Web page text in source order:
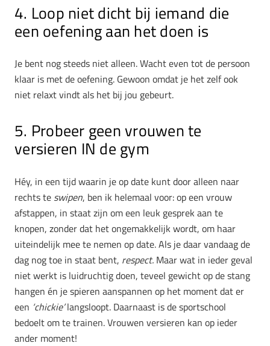
4. Loop niet dicht bij iemand die
een oefening aan het doen is
Je bent nog steeds niet alleen. Wacht even tot de persoon
klaar is met de oefening. Gewoon omdat je het zelf ook
niet relaxt vindt als het bij jou gebeurt.
5. Probeer geen vrouwen te
versieren IN de gym
Héy, in een tijd waarin je op date kunt door alleen naar
rechts te swipen, ben ik helemaal voor: op een vrouw
afstappen, in staat zijn om een leuk gesprek aan te
knopen, zonder dat het ongemakkelijk wordt, om haar
uiteindelijk mee te nemen op date. Als je daar vandaag de
dag nog toe in staat bent, respect. Maar wat in ieder geval
niet werkt is luidruchtig doen, teveel gewicht op de stang
hangen én je spieren aanspannen op het moment dat er
een ‘chickie’langsloopt. Daarnaast is de sportschool
bedoelt om te trainen. Vrouwen versieren kan op ieder
ander moment!